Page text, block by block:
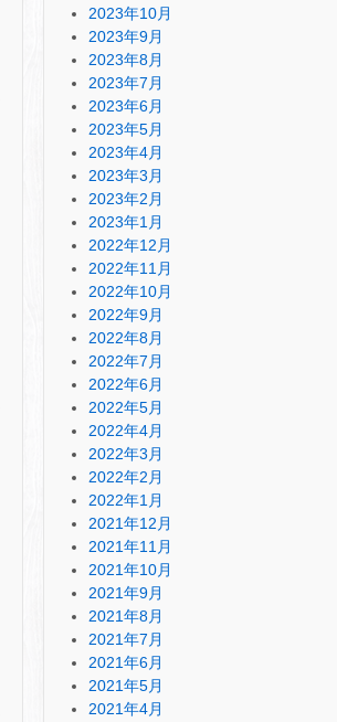
2023年10月
2023年9月
2023年8月
2023年7月
2023年6月
2023年5月
2023年4月
2023年3月
2023年2月
2023年1月
2022年12月
2022年11月
2022年10月
2022年9月
2022年8月
2022年7月
2022年6月
2022年5月
2022年4月
2022年3月
2022年2月
2022年1月
2021年12月
2021年11月
2021年10月
2021年9月
2021年8月
2021年7月
2021年6月
2021年5月
2021年4月